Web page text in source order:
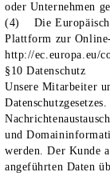
oder Unternehmen
(4) Die
Plattform zur
http://ec.europa.eu/
§10 Datenschutz
Unsere Mitarbeiter
und
werden. Der Kunde
angeführten Daten